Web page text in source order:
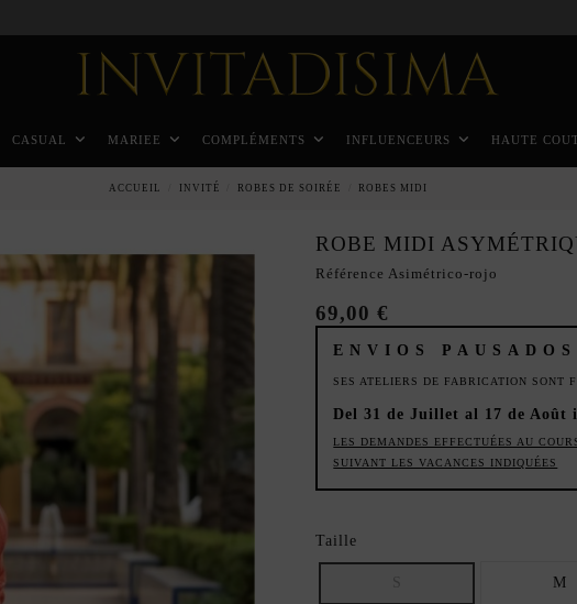
CASUAL MARIEE COMPLÉMENTS INFLUENCEURS HAUTE
ACCUEIL INVITÉ ROBES DE SOIRÉE ROBES MIDI
ROBE MIDI
Référence Asimétrico-rojo
69,00 €
ENVIOS PAUSADOS
SES ATELIERS DE FABRICATION SONT
Del 31 de Juillet al 17 de Août
LES DEMANDES EFFECTUÉES AU
SUIVANT LES VACANCES INDIQUÉES
Taille
M